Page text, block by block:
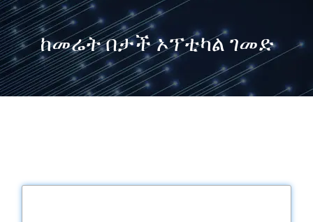
ከመሬት በታች ኦፕቲካል ገመድ